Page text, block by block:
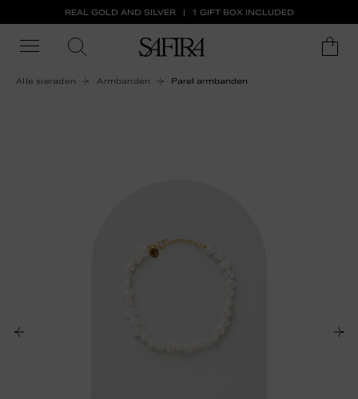
REAL GOLD AND SILVER 1 GIFT BOX INCLUDED
Alle sieraden Armbanden Parel armbanden